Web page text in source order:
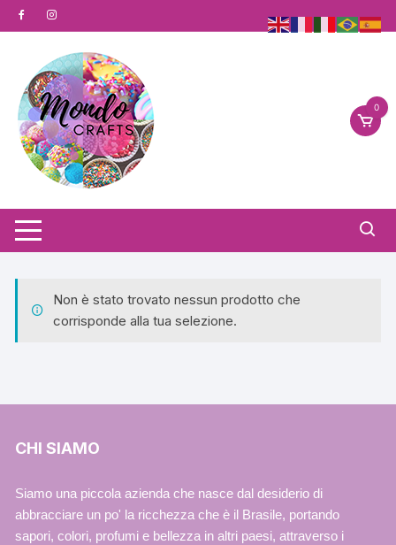
al
0
Non è stato trovato nessun prodotto che
corrisponde alla tua selezione.
CHI SIAMO
Siamo una piccola azienda che nasce dal desiderio di
abbracciare un po' la ricchezza che è il Brasile, portando
sapori, colori, profumi e bellezza in altri paesi, attraverso i